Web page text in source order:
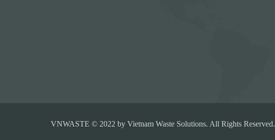
VNWASTE © 2022 by Vietnam Waste Solutions. All Rights Reserved.